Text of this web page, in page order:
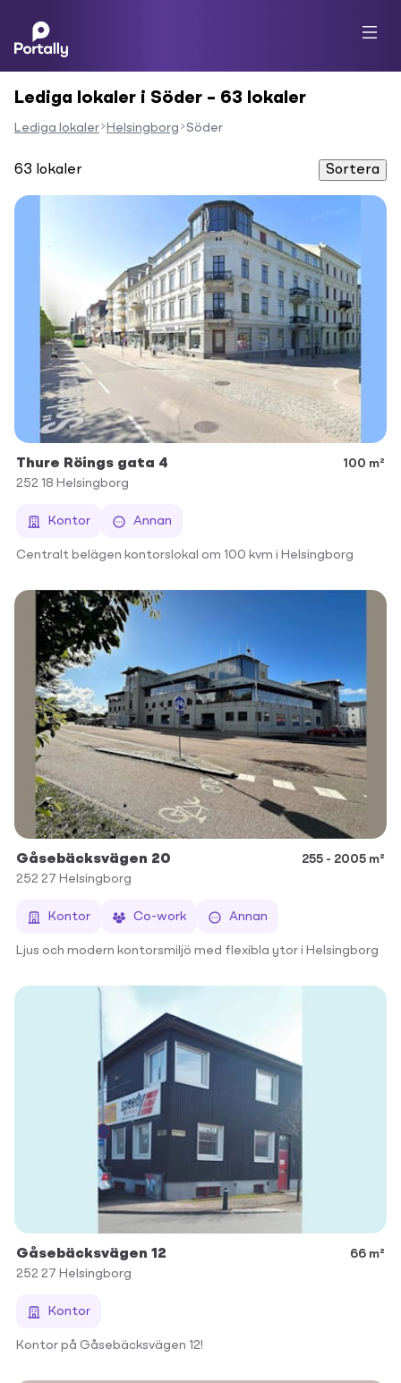
Lediga lokaler i Söder – 63 lokaler
Lediga lokaler Helsingborg Söder
63 lokaler Sortera
Thure Röings gata 4
100 m²
252 18 Helsingborg
Kontor Annan
Centralt belägen kontorslokal om 100 kvm i Helsingborg
Gåsebäcksvägen 20
255 - 2005 m²
252 27 Helsingborg
Kontor Co-work Annan
Ljus och modern kontorsmiljö med flexibla ytor i Helsingborg
Gåsebäcksvägen 12
66 m²
252 27 Helsingborg
Kontor
Kontor på Gåsebäcksvägen 12!